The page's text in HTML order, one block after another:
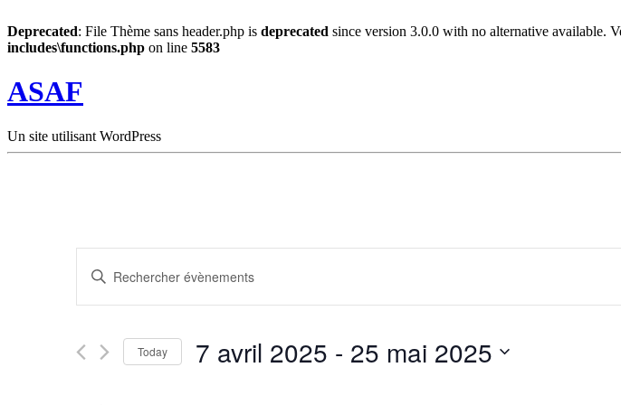
Deprecated: File Thème sans header.php is deprecated since version 3.0.0 with no alternative available.
includes\functions.php on line 5583
ASAF
Un site utilisant WordPress
et
navigation
vues
Saisir
mot-
par
mot-
Today 7 avril 2025 - 25 mai 2025